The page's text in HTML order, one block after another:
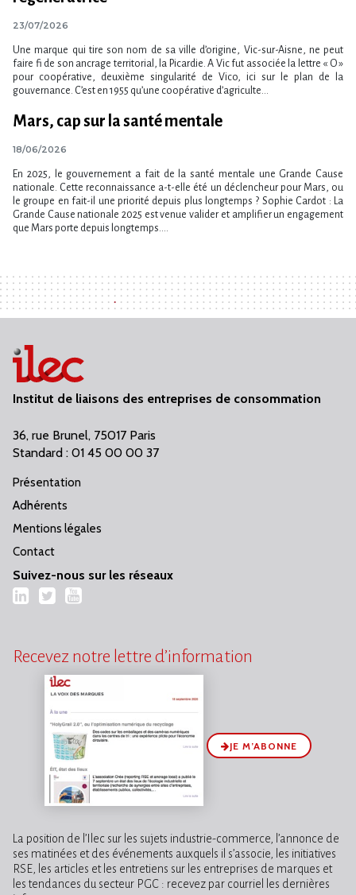
23/07/2026
Une marque qui tire son nom de sa ville d’origine, Vic-sur-Aisne, ne peut
faire fi de son ancrage territorial, la Picardie. A Vic fut associée la lettre « O »
pour coopérative, deuxième singularité de Vico, ici sur le plan de la
gouvernance. C’est en 1955 qu’une coopérative d’agriculte...
Mars, cap sur la santé mentale
18/06/2026
En 2025, le gouvernement a fait de la santé mentale une Grande Cause
nationale. Cette reconnaissance a-t-elle été un déclencheur pour Mars, ou
le groupe en fait-il une priorité depuis plus longtemps ? Sophie Cardot : La
Grande Cause nationale 2025 est venue valider et amplifier un engagement
que Mars porte depuis longtemps....
Institut de liaisons des entreprises de consommation
36, rue Brunel, 75017 Paris
Standard : 01 45 00 00 37
Présentation
Adhérents
Mentions légales
Contact
Suivez-nous sur les réseaux
LinkedIn
TwitterYouTube
Recevez notre lettre d’information
JE M’ABONNE
La position de l’Ilec sur les sujets industrie-commerce, l’annonce de
ses matinées et des événements auxquels il s’associe, les initiatives
RSE, les articles et les entretiens sur les entreprises de marques et
les tendances du secteur PGC : recevez par courriel les dernières